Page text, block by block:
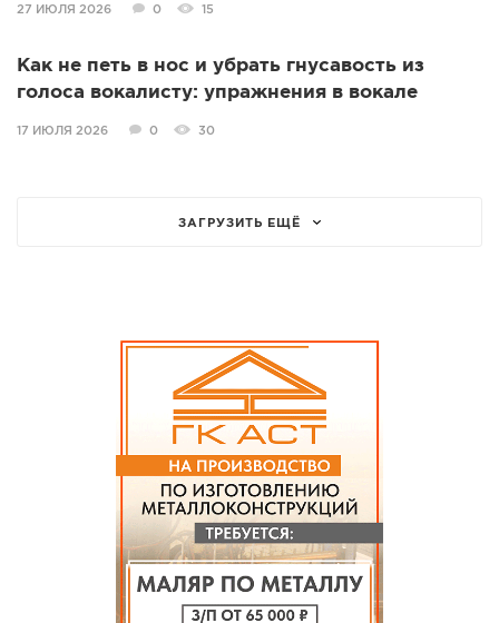
27 ИЮЛЯ 2026 0 15
Как не петь в нос и убрать гнусавость из
голоса вокалисту: упражнения в вокале
17 ИЮЛЯ 2026 0 30
ЗАГРУЗИТЬ ЕЩЁ